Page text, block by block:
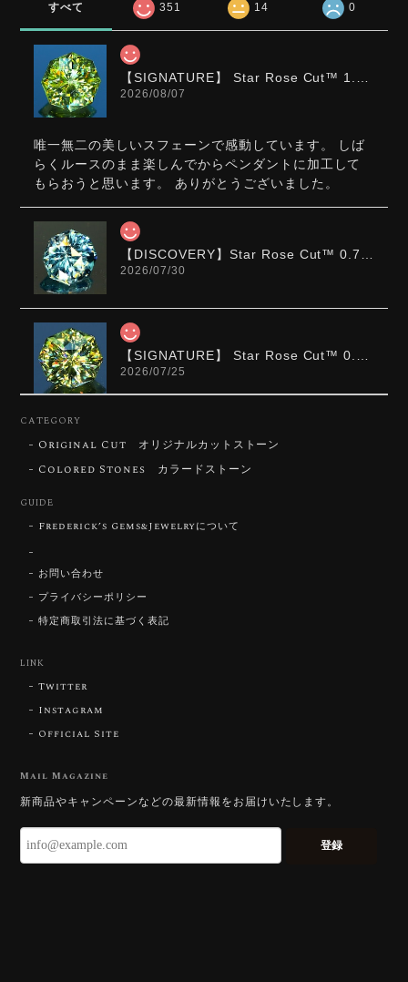
すべて 351 14 0
【SIGNATURE】 Star Rose Cut™️ 1.0ct Natural Green Sphene
2026/08/07
唯一無二の美しいスフェーンで感動しています。 しば
らくルースのまま楽しんでからペンダントに加工して
もらおうと思います。 ありがとうございました。
【DISCOVERY】Star Rose Cut™️ 0.72ct Natural Blue Zircon
2026/07/30
【SIGNATURE】 Star Rose Cut™️ 0.48ct Natural Sphene
2026/07/25
2026/07/23
ずっと待ち望んでいたカットを運よく購入できて嬉し
る不思議なカットだと感じました。強い煌めきだけで
はないスフェーンの新たな一面を知ることができて感
「ウルウルとギラギラを一度に」——まさ
で、そう感じていただけたことがなにより
です。Star Rose Cut™ は中心から外へ広
がる構成で、スフェーン特有の強い分散を
やわらかく受け止めるようにしています。
CATEGORY
Original Cut オリジナルカットストーン
Colored Stones カラードストーン
GUIDE
Frederick’s Gems&Jewelryについて
お問い合わせ
プライバシーポリシー
特定商取引法に基づく表記
LINK
Twitter
Instagram
Official Site
Mail Magazine
新商品やキャンペーンなどの最新情報をお届けいたします。
登録